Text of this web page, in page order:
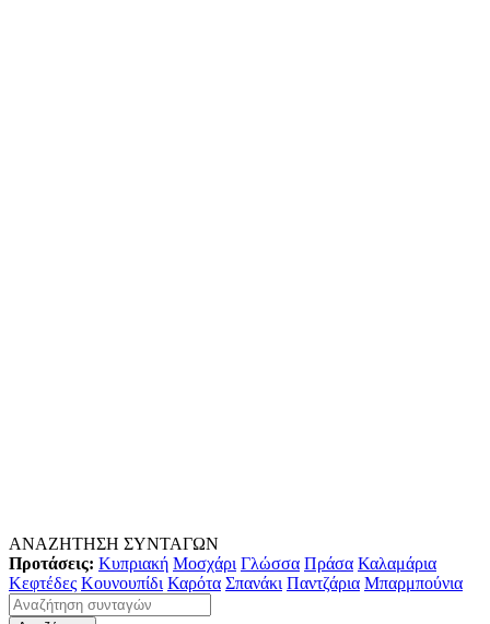
ΑΝΑΖΗΤΗΣΗ ΣΥΝΤΑΓΩΝ
Προτάσεις: Κυπριακή Μοσχάρι Γλώσσα Πράσα Καλαμάρια
Κεφτέδες Κουνουπίδι Καρότα Σπανάκι Παντζάρια Μπαρμπούνια